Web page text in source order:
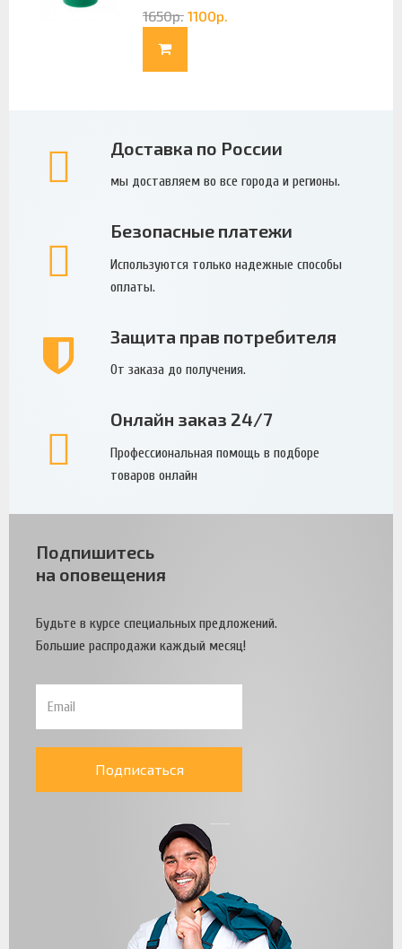
1650р. 1100р.
Доставка по России
мы доставляем во все города и регионы.
Безопасные платежи
Используются только надежные способы
оплаты.
Защита прав потребителя
От заказа до получения.
Онлайн заказ 24/7
Профессиональная помощь в подборе
товаров онлайн
Подпишитесь
на оповещения
Будьте в курсе специальных предложений.
Большие распродажи каждый месяц!
Подписаться